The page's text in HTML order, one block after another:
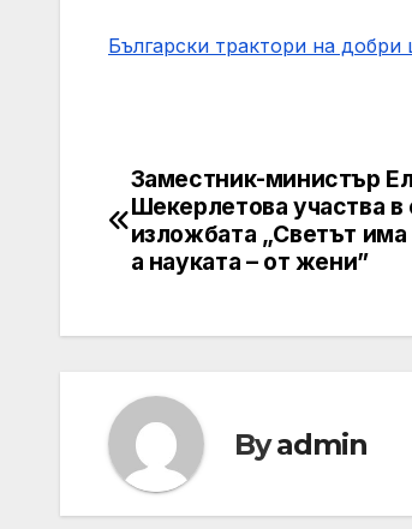
Български трактори на
Post
navigation
Заместник-министър
Шекерлетова участва в
изложбата „Светът
а науката – от жени”
Byadmin